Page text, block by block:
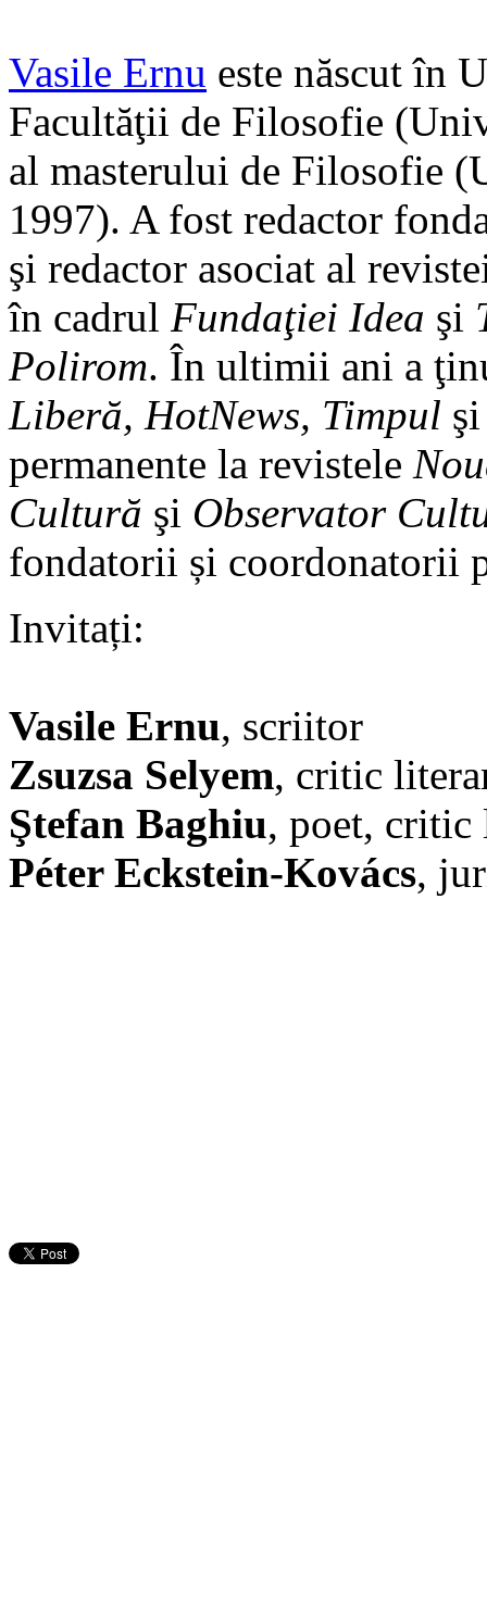
Vasile Ernu este născut în
Facultăţii de Filosofie
al masterului de Filosofie
1997). A fost redactor
şi redactor asociat al
în cadrul Fundaţiei Idea şi
Polirom. În ultimii ani a
Liberă, HotNews, Timpul
permanente la revistele
Cultură şi Observator
fondatorii și coordonatorii
Invitați:
Vasile Ernu, scriitor
Zsuzsa Selyem, critic
Ştefan Baghiu, poet, critic
Péter Eckstein-Kovács,